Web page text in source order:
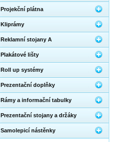
Projekční plátna
Kliprámy
Reklamní stojany A
Plakátové lišty
Roll up systémy
Prezentační doplňky
Rámy a informační tabulky
Prezentační stojany a držáky
Samolepicí nástěnky